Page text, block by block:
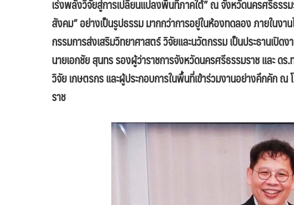
เร่งพลังวิจัยสู่การเปลี่ยนแปลงพื้นที่ภาคใต้” ณ จังหวัดนครศรีธรร
สังคม” อย่างเป็นรูปธรรม มากกว่าการอยู่ในห้องทดลอง ภายใน
กรรมการส่งเสริมวิทยาศาสตร์ วิจัยและนวัตกรรม เป็นประธานเปิ
นายเอกชัย สุนทร รองผู้ว่าราชการจังหวัดนครศรีธรรมราช และ
วิจัย เกษตรกร และผู้ประกอบการในพื้นที่เข้าร่วมงานอย่างคึกคัก
ราช